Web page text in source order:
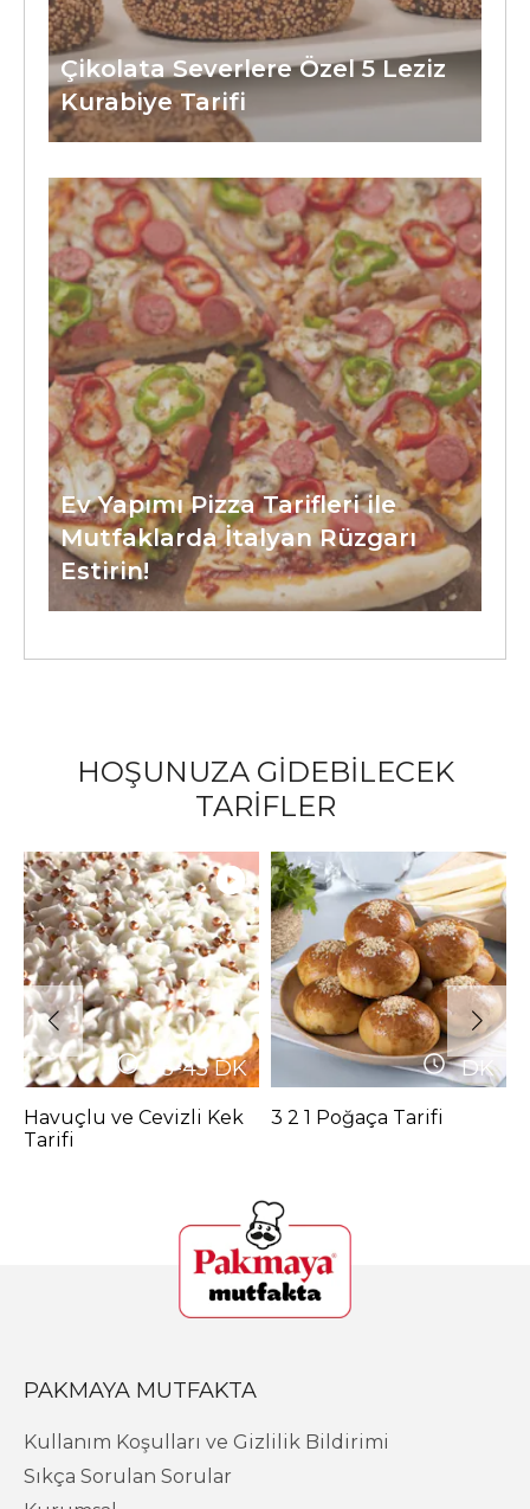
Çikolata Severlere Özel 5 Leziz
Kurabiye Tarifi
Ev Yapımı Pizza Tarifleri ile
Mutfaklarda İtalyan Rüzgarı
Estirin!
HOŞUNUZA GİDEBİLECEK
TARİFLER
35-45DK
Havuçlu ve Cevizli Kek
Tarifi
DK
3 2 1 Poğaça Tarifi
PAKMAYA MUTFAKTA
Kullanım Koşulları ve Gizlilik Bildirimi
Sıkça Sorulan Sorular